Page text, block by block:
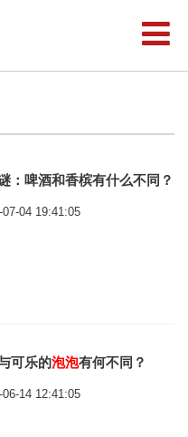
：啤酒和香槟有什么不同？
07-04 19:41:05
可乐的泡泡有何不同？
06-14 12:41:05